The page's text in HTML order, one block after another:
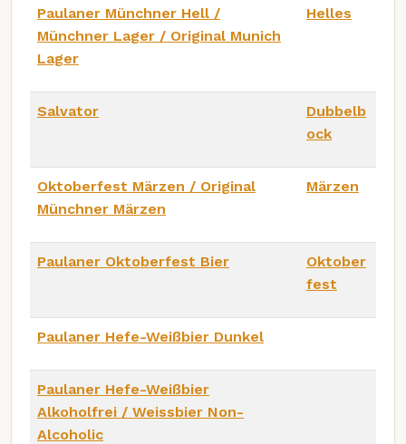
Paulaner Münchner Hell /
Münchner Lager / Original Munich
Lager
Helles
Salvator
Dubbelb
ock
Oktoberfest Märzen / Original
Münchner Märzen
Märzen
Paulaner Oktoberfest Bier
Oktober
fest
Paulaner Hefe-Weißbier Dunkel
Paulaner Hefe-Weißbier
Alkoholfrei / Weissbier Non-
Alcoholic